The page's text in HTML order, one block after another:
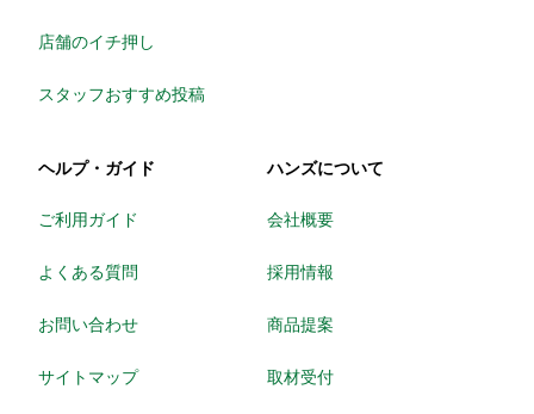
店舗のイチ押し
スタッフおすすめ投稿
ヘルプ・ガイド
ご利用ガイド
よくある質問
お問い合わせ
サイトマップ
ハンズについて
会社概要
採用情報
商品提案
取材受付